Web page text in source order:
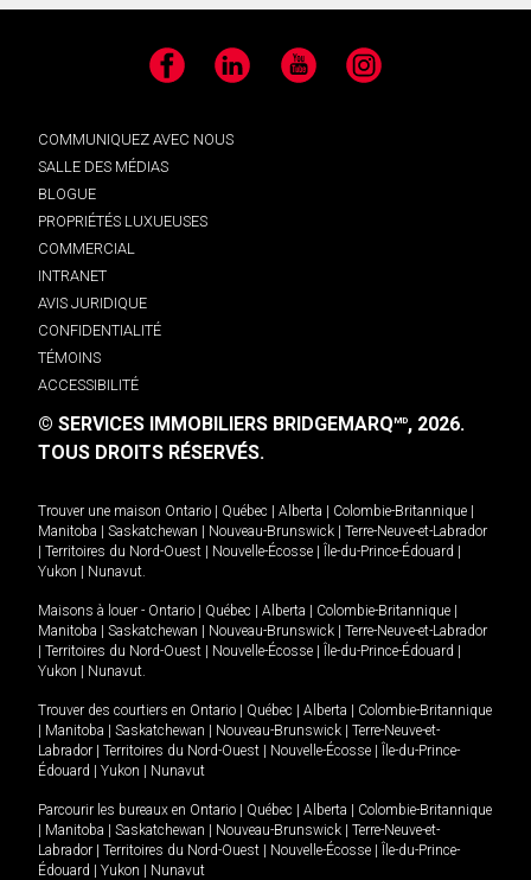
Facebook LinkedIn YouTube Instagram
COMMUNIQUEZ AVEC NOUS
SALLE DES MÉDIAS
BLOGUE
PROPRIÉTÉS LUXUEUSES
COMMERCIAL
INTRANET
AVIS JURIDIQUE
CONFIDENTIALITÉ
TÉMOINS
ACCESSIBILITÉ
© SERVICES IMMOBILIERS BRIDGEMARQMD, 2026.
TOUS DROITS RÉSERVÉS.
Trouver une maison Ontario | Québec | Alberta | Colombie-Britannique |
Manitoba | Saskatchewan | Nouveau-Brunswick | Terre-Neuve-et-Labrador
| Territoires du Nord-Ouest | Nouvelle-Écosse | Île-du-Prince-Édouard |
Yukon | Nunavut.
Maisons à louer - Ontario | Québec | Alberta | Colombie-Britannique |
Manitoba | Saskatchewan | Nouveau-Brunswick | Terre-Neuve-et-Labrador
| Territoires du Nord-Ouest | Nouvelle-Écosse | Île-du-Prince-Édouard |
Yukon | Nunavut.
Trouver des courtiers en Ontario | Québec | Alberta | Colombie-Britannique
| Manitoba | Saskatchewan | Nouveau-Brunswick | Terre-Neuve-et-
Labrador | Territoires du Nord-Ouest | Nouvelle-Écosse | Île-du-Prince-
Édouard | Yukon | Nunavut
Parcourir les bureaux en Ontario | Québec | Alberta | Colombie-Britannique
| Manitoba | Saskatchewan | Nouveau-Brunswick | Terre-Neuve-et-
Labrador | Territoires du Nord-Ouest | Nouvelle-Écosse | Île-du-Prince-
Édouard | Yukon | Nunavut